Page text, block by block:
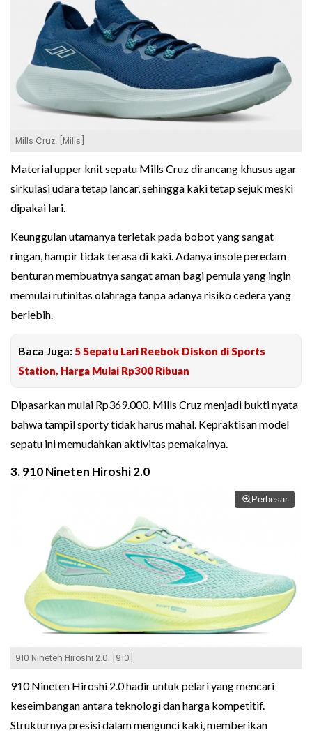
Mills Cruz. [Mills]
Material upper knit sepatu Mills Cruz dirancang khusus agar
sirkulasi udara tetap lancar, sehingga kaki tetap sejuk meski
dipakai lari.
Keunggulan utamanya terletak pada bobot yang sangat
ringan, hampir tidak terasa di kaki. Adanya insole peredam
benturan membuatnya sangat aman bagi pemula yang ingin
memulai rutinitas olahraga tanpa adanya risiko cedera yang
berlebih.
Baca Juga: 5 Sepatu Lari Reebok Diskon di Sports
Station, Harga Mulai Rp300 Ribuan
Dipasarkan mulai Rp369.000, Mills Cruz menjadi bukti nyata
bahwa tampil sporty tidak harus mahal. Kepraktisan model
sepatu ini memudahkan aktivitas pemakainya.
3. 910 Nineten Hiroshi 2.0
Perbesar
910 Nineten Hiroshi 2.0. [910]
910 Nineten Hiroshi 2.0 hadir untuk pelari yang mencari
keseimbangan antara teknologi dan harga kompetitif.
Strukturnya presisi dalam mengunci kaki, memberikan